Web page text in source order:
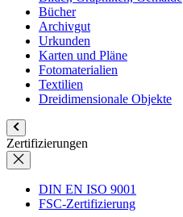
Bücher
Archivgut
Urkunden
Karten und Pläne
Fotomaterialien
Textilien
Dreidimensionale Objekte
Zertifizierungen
DIN EN ISO 9001
FSC-Zertifizierung